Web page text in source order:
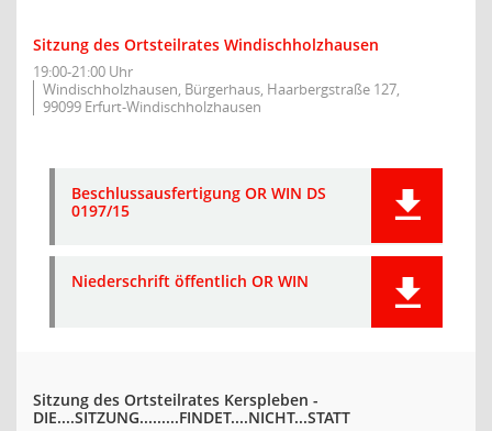
Sitzung des Ortsteilrates Windischholzhausen
19:00-21:00 Uhr
Windischholzhausen, Bürgerhaus, Haarbergstraße 127,
99099 Erfurt-Windischholzhausen
Beschlussausfertigung OR WIN DS
0197/15
Niederschrift öffentlich OR WIN
Sitzung des Ortsteilrates Kerspleben -
DIE....SITZUNG.........FINDET....NICHT...STATT